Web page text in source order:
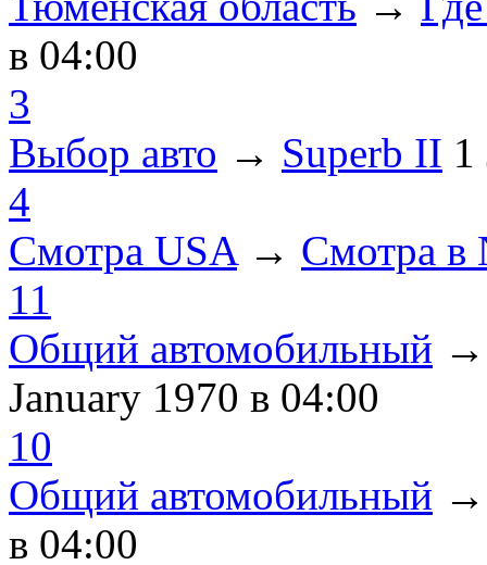
в 04:00
3
Выбор авто → Superb II
4
Смотра USA→ Смотра в
11
Общий автомобильный
January 1970 в 04:00
10
Общий автомобильный
в 04:00